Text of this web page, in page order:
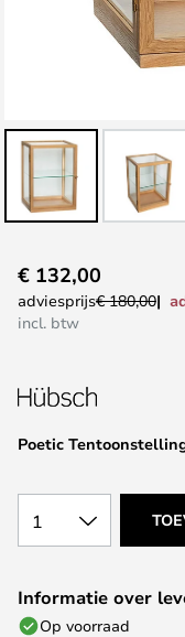
naar
het
de
gallerij
Poetic
€ 132,00
adviesprijs€ 180,00
incl. btw
1
Informatie over
Op voorraad